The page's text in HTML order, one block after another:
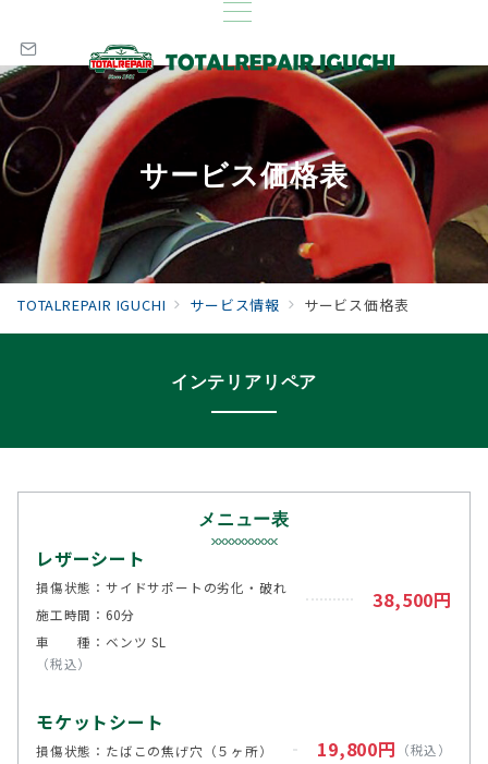
サービス価格表
TOTALREPAIR IGUCHI サービス情報 サービス価格表
インテリアリペア
メニュー表
レザーシート
損傷状態：サイドサポートの劣化・破れ
施工時間：60分
車 種：ベンツ SL
38,500円
（税込）
モケットシート
損傷状態：たばこの焦げ穴（５ヶ所）
19,800円 （税込）